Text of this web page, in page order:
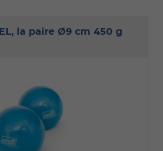
la paire Ø9 cm 450 g